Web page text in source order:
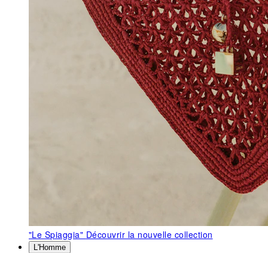
"Le Spiaggia" Découvrir la nouvelle collection
L'Homme